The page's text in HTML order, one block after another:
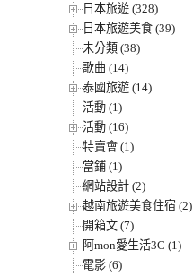
日本旅遊 (328)
日本旅遊美食 (39)
未分類 (38)
歌曲 (14)
泰國旅遊 (14)
活動 (1)
活動 (16)
特賣會 (1)
當鋪 (1)
網站設計 (2)
越南旅遊美食住宿 (2)
開箱文 (7)
阿mon愛生活3C (1)
電影 (6)